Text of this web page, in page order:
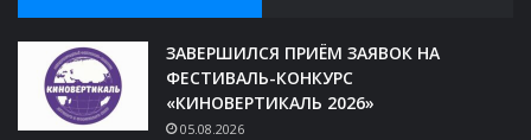
ЗАВЕРШИЛСЯ ПРИЁМ ЗАЯВОК НА
ФЕСТИВАЛЬ-КОНКУРС
«КИНОВЕРТИКАЛЬ 2026»
05.08.2026